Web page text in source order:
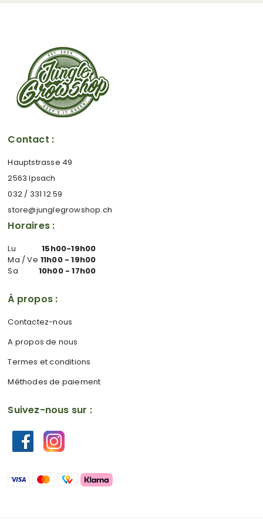
Contact :
Hauptstrasse 49
2563 Ipsach
032 / 331 12 59
store@junglegrowshop.ch
Horaires :
Lu
15h00-19h00
Ma / Ve 11h00 - 19h00
Sa
10h00 - 17h00
À propos :
Contactez-nous
A propos de nous
Termes et conditions
Méthodes de paiement
Suivez-nous sur :